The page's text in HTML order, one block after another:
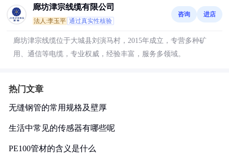
廊坊津宗线缆有限公司
法人:李玉平 通过真实性核验
咨询 进店
廊坊津宗线缆位于大城县刘演马村，2015年成立，专营多种矿
用、通信等电缆，专业权威，经验丰富，服务多领域。
热门文章
无缝钢管的常用规格及壁厚
生活中常见的传感器有哪些呢
PE100管材的含义是什么